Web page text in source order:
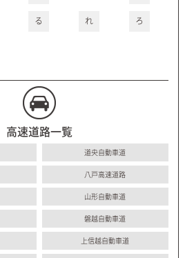
る れ ろ
高速道路一覧
道央自動車道
八戸高速道路
山形自動車道
磐越自動車道
上信越自動車道